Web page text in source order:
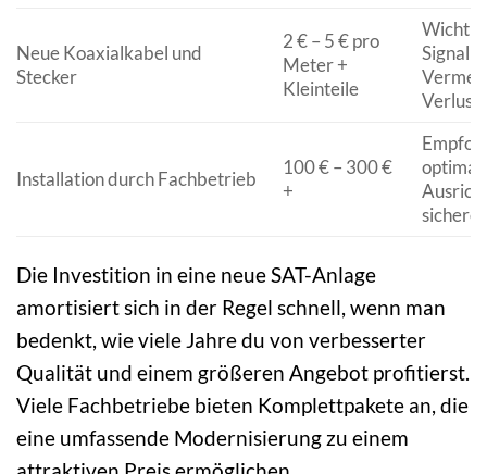
Neue Koaxialkabel und
Stecker
2 € – 5 € pro
Meter +
Kleinteile
Installation durch Fachbetrieb
100 € – 300 €
+
sichere
Die Investition in eine neue SAT-Anlage
amortisiert sich in der Regel schnell, wenn man
bedenkt, wie viele Jahre du von verbesserter
Qualität und einem größeren Angebot profitierst.
Viele Fachbetriebe bieten Komplettpakete an, die
eine umfassende Modernisierung zu einem